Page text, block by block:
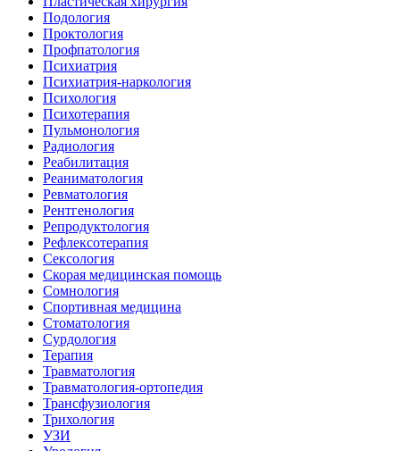
Подология
Проктология
Профпатология
Психиатрия
Психиатрия-наркология
Психология
Психотерапия
Пульмонология
Радиология
Реабилитация
Реаниматология
Ревматология
Рентгенология
Репродуктология
Рефлексотерапия
Сексология
Скорая медицинская помощь
Сомнология
Спортивная медицина
Стоматология
Сурдология
Терапия
Травматология
Травматология-ортопедия
Трансфузиология
Трихология
УЗИ